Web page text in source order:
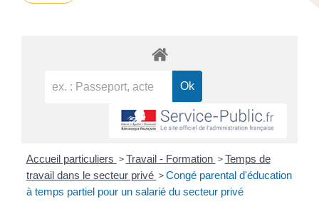
Accueil particuliers > Travail - Formation > Temps de
travail dans le secteur privé > Congé parental d'éducation
à temps partiel pour un salarié du secteur privé